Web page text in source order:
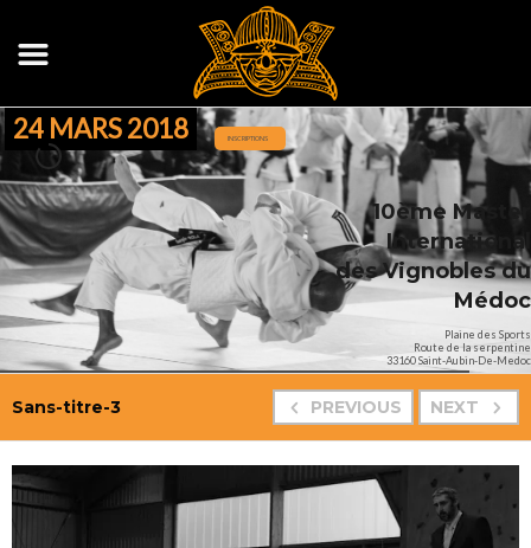
10ème Master
International
des Vignobles du
Médoc
Plaine des Sports
Route de la serpentine
33160 Saint-Aubin-De-Medoc
24 MARS 2018 INSCRIPTIONS
PREVIOUS NEXT
Sans-titre-3